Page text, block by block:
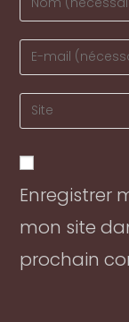
your
name
to
comment
Enter
your
email
address
comment
Enter
your
URL
(optional)
Enregistrer
mon site
prochain